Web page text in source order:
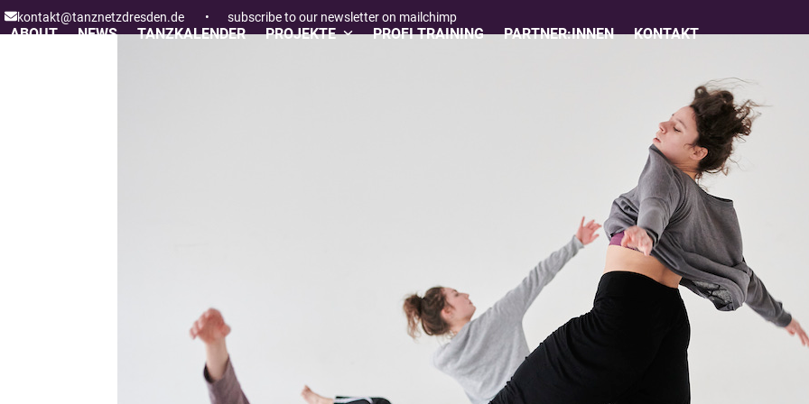
Skip
to
kontakt@tanznetzdresden.de • subscribe to our newsletter on mailchimp
ABOUT NEWS TANZKALENDER PROJEKTE PROFI TRAINING PARTNER:INNEN KONTAKT